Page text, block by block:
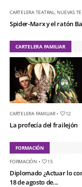
CARTELERA TEATRAL NUEVAS
Spider-Marx y el ratón
CARTELERA FAMILIAR
CARTELERA FAMILIAR• 12
La profecía del frailejón
FORMACIÓN
FORMACIÓN • 15
Diplomado ¿Actuar lo
18 de agosto de...